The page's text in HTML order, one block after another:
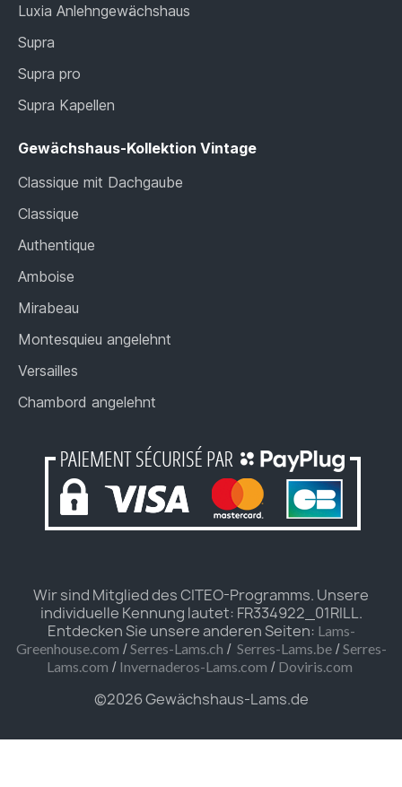
Luxia Anlehngewächshaus
Supra
Supra pro
Supra Kapellen
Gewächshaus-Kollektion Vintage
Classique mit Dachgaube
Classique
Authentique
Amboise
Mirabeau
Montesquieu angelehnt
Versailles
Chambord angelehnt
Wir sind Mitglied des CITEO-Programms. Unsere
individuelle Kennung lautet: FR334922_01RILL.
Entdecken Sie unsere anderen Seiten: Lams-
Greenhouse.com /Serres-Lams.ch / Serres-Lams.be/Serres-
Lams.com / Invernaderos-Lams.com / Doviris.com
©2026 Gewächshaus-Lams.de